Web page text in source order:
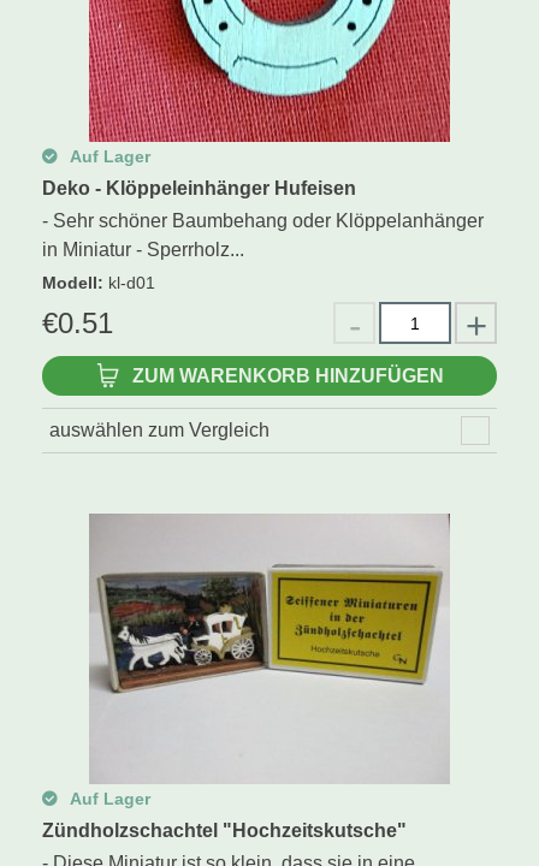
Auf Lager
Deko - Klöppeleinhänger Hufeisen
- Sehr schöner Baumbehang oder Klöppelanhänger
in Miniatur - Sperrholz...
Modell: kl-d01
€0.51
ZUM WARENKORB HINZUFÜGEN
auswählen zum Vergleich
Auf Lager
Zündholzschachtel "Hochzeitskutsche"